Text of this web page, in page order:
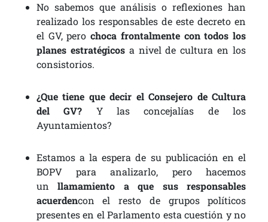
No sabemos que análisis o reflexiones han
realizado los responsables de este decreto en
el GV, perochoca frontalmente con todos los
planes estratégicosa nivel de cultura en los
consistorios.
¿Que tiene que decir el Consejero de Cultura
del GV? Y las concejalías de los
Ayuntamientos?
Estamos a la espera de su publicación en el
BOPV para analizarlo, pero hacemos
unllamamiento a que sus responsables
acuerdencon el resto de grupos políticos
presentes en el Parlamento esta cuestión y no